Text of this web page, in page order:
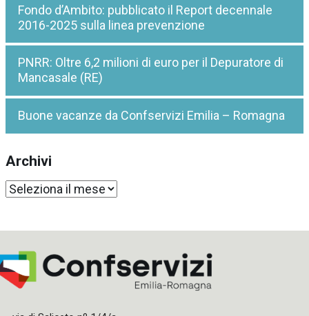
Fondo d’Ambito: pubblicato il Report decennale
2016-2025 sulla linea prevenzione
PNRR: Oltre 6,2 milioni di euro per il Depuratore di
Mancasale (RE)
Buone vacanze da Confservizi Emilia – Romagna
Archivi
Archivi